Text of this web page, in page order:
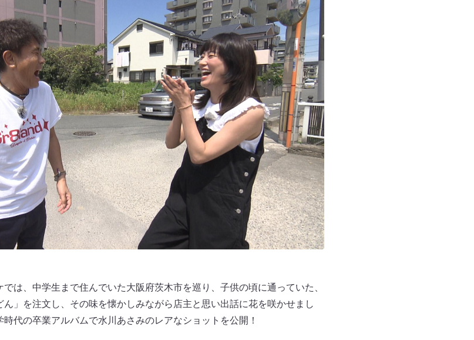
は、中学生まで住んでいた大阪府茨木市を巡り、子供の頃に通っていた、
」を注文し、その味を懐かしみながら店主と思い出話に花を咲かせまし
代の卒業アルバムで水川あさみのレアなショットを公開！